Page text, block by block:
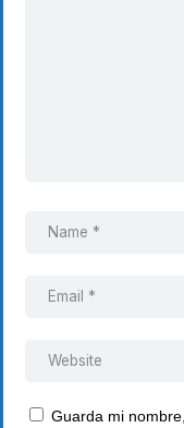
Guarda mi